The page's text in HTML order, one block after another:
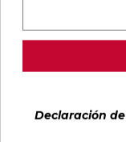
Tiendas
Declaración